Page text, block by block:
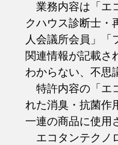
業務内容は「エ
クハウス診断士・
人会議所会員」「
関連情報が記載さ
わからない、不思
特許内容の「エ
れた消臭・抗菌作
一連の商品に使用
エコタンテクノ